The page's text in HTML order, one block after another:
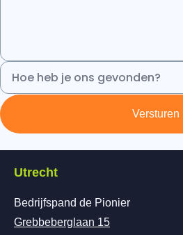
Versturen
Utrecht
Bedrijfspand de Pionier
Grebbeberglaan 15